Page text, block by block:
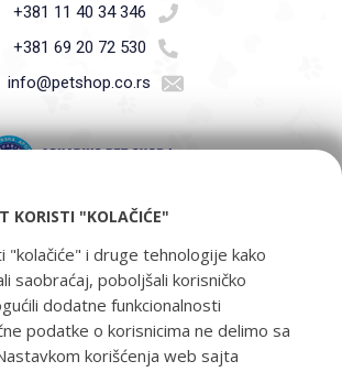
+381 11 40 34 346
+381 69 20 72 530
info@petshop.co.rs
- Vaši ljubimci zaslužuju samo najbolje -
i hrana za kućne ljubimce Beograd.
KORISTI "KOLAČIĆE"
"kolačiće" i druge tehnologije kako
saobraćaj, poboljšali korisničko
dodatne funkcionalnosti
podatke o korisnicima ne delimo sa
korišćenja web sajta